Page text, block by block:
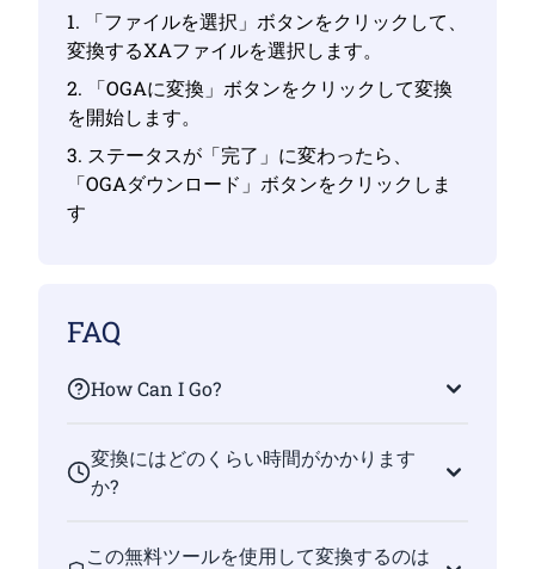
1. 「ファイルを選択」ボタンをクリックして、
変換するXAファイルを選択します。
2. 「OGAに変換」ボタンをクリックして変換
を開始します。
3. ステータスが「完了」に変わったら、
「OGAダウンロード」ボタンをクリックしま
す
FAQ
How Can I Go?
変換にはどのくらい時間がかかります
か?
この無料ツールを使用して変換するのは